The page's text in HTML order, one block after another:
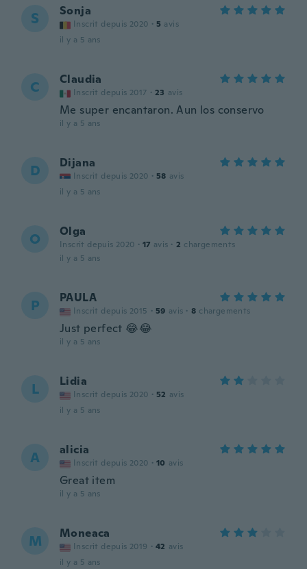
S Sonja
Inscrit depuis 2020 · 5 avis
il y a 5 ans
C Claudia
Inscrit depuis 2017 · 23 avis
Me super encantaron. Aun los conservo
il y a 5 ans
D Dijana
Inscrit depuis 2020 · 58 avis
il y a 5 ans
O Olga
Inscrit depuis 2020 · 17 avis · 2 chargements
il y a 5 ans
P PAULA
Inscrit depuis 2015 · 59 avis · 8 chargements
Just perfect 😂😂
il y a 5 ans
L Lidia
Inscrit depuis 2020 · 52 avis
il y a 5 ans
A alicia
Inscrit depuis 2020 · 10 avis
Great item
il y a 5 ans
M Moneaca
Inscrit depuis 2019 · 42 avis
il y a 5 ans